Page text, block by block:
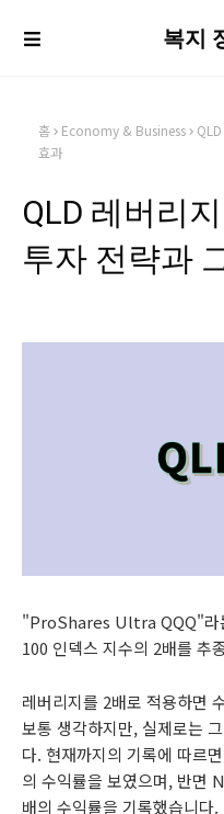
복지
홈 Economy & Business
효과
QLD 레버리
투자 전략과
"ProShares Ultra QQQ"라
100 인덱스 지수의 2배를 추
레버리지를 2배로 적용하면
보통 생각하지만, 실제로는
다. 현재까지의 기록에 따르
의 수익률을 보였으며, 반면
배의 수익률을 기록했습니다